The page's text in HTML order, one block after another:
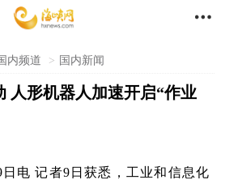

内频道 > 国内新闻
人形机器人加速开启“作业
电 记者9日获悉，工业和信息化